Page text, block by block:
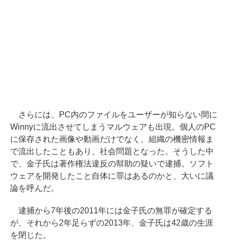
さらには、PC内のファイルをユーザーが知らない間に
Winnyに流出させてしまうマルウェアも出現。個人のPC
に保存された画像や動画だけでなく、組織の機密情報ま
で流出したこともあり、社会問題となった。そうした中
で、金子氏は著作権法違反の幇助の疑いで逮捕。ソフト
ウェアを開発したこと自体に罪はあるのかと、大いに議
論を呼んだ。
逮捕から7年後の2011年には金子氏の無罪が確定する
が、それから2年足らずの2013年、金子氏は42歳の生涯
を閉じた。